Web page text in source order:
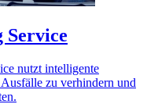
Service
nutzt intelligente
zu verhindern und